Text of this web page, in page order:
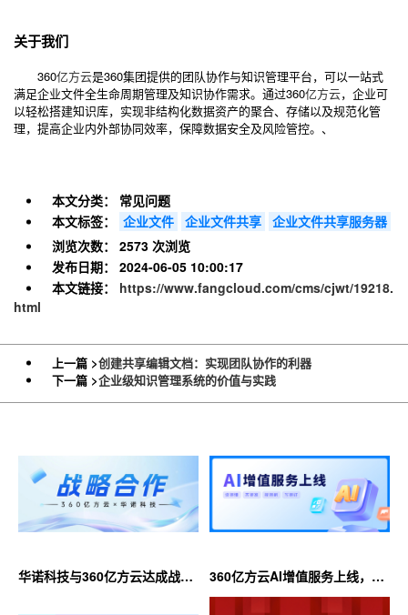
关于我们
360亿方云是360集团提供的团队协作与知识管理平台，可以一站式
满足企业文件全生命周期管理及知识协作需求。通过360亿方云，企业可
以轻松搭建知识库，实现非结构化数据资产的聚合、存储以及规范化管
理，提高企业内外部协同效率，保障数据安全及风险管控。、
本文分类：
常见问题
本文标签：
企业文件 企业文件共享 企业文件共享服务器
浏览次数：
2573 次浏览
发布日期：
2024-06-05 10:00:17
本文链接：
https://www.fangcloud.com/cms/cjwt/19218.
html
上一篇 >创建共享编辑文档：实现团队协作的利器
下一篇 >企业级知识管理系统的价值与实践
华诺科技与360亿方云达成战略
360亿方云AI增值服务上线，超
大限时优惠等你来！